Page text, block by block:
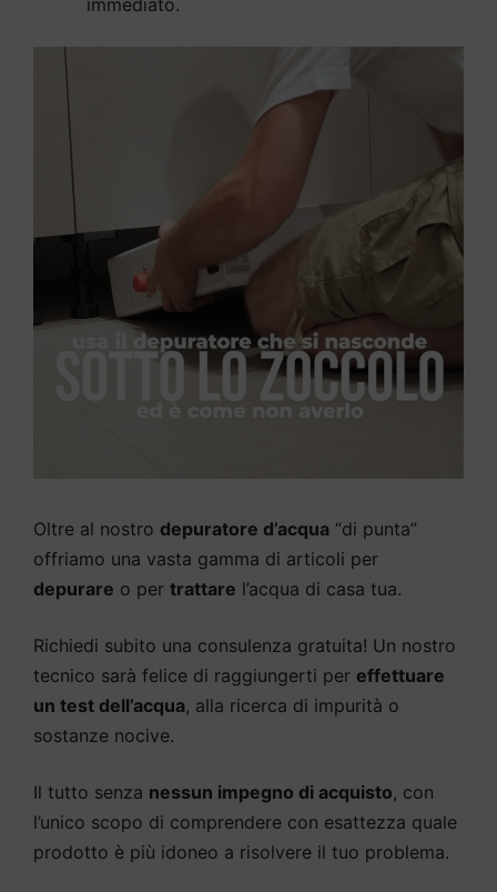
immediato.
Oltre al nostro depuratore d’acqua “di punta”
offriamo una vasta gamma di articoli per
depurare o per trattare l’acqua di casa tua.
Richiedi subito una consulenza gratuita! Un nostro
tecnico sarà felice di raggiungerti per effettuare
un test dell’acqua, alla ricerca di impurità o
sostanze nocive.
Il tutto senza nessun impegno di acquisto, con
l’unico scopo di comprendere con esattezza quale
prodotto è più idoneo a risolvere il tuo problema.